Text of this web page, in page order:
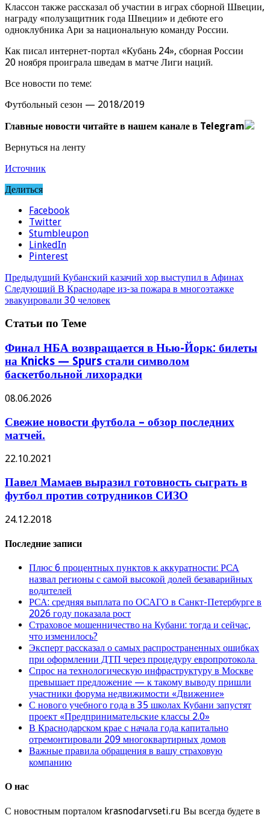
Классон также рассказал об участии в играх сборной Швеции,
награду «полузащитник года Швеции» и дебюте его
одноклубника Ари за национальную команду России.
Как писал интернет-портал «Кубань 24», сборная России
20 ноября проиграла шведам в матче Лиги наций.
Все новости по теме:
Футбольный сезон — 2018/2019
Главные новости читайте в нашем канале в Telegram
Вернуться на ленту
Источник
Делиться
Facebook
Twitter
Stumbleupon
LinkedIn
Pinterest
Предыдущий Кубанский казачий хор выступил в Афинах
Следующий В Краснодаре из-за пожара в многоэтажке
эвакуировали 30 человек
Статьи по Теме
Финал НБА возвращается в Нью-Йорк: билеты
на Knicks — Spurs стали символом
баскетбольной лихорадки
08.06.2026
Свежие новости футбола – обзор последних
матчей.
22.10.2021
Павел Мамаев выразил готовность сыграть в
футбол против сотрудников СИЗО
24.12.2018
Последние записи
Плюс 6 процентных пунктов к аккуратности: РСА
назвал регионы с самой высокой долей безаварийных
водителей
РСА: средняя выплата по ОСАГО в Санкт-Петербурге в
2026 году показала рост
Страховое мошенничество на Кубани: тогда и сейчас,
что изменилось?
Эксперт рассказал о самых распространенных ошибках
при оформлении ДТП через процедуру европротокола
Спрос на технологическую инфраструктуру в Москве
превышает предложение — к такому выводу пришли
участники форума недвижимости «Движение»
С нового учебного года в 35 школах Кубани запустят
проект «Предпринимательские классы 2.0»
В Краснодарском крае с начала года капитально
отремонтировали 209 многоквартирных домов
Важные правила обращения в вашу страховую
компанию
О нас
С новостным порталом krasnodarvseti.ru Вы всегда будете в